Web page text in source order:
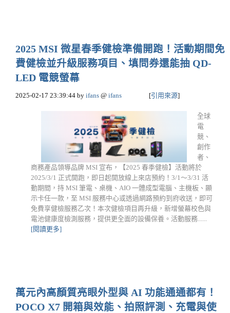
2025 MSI 微星春季健檢準備開跑！活動期間免
費健檢並升級服務項目、填問券還能抽 QD-
LED 電競螢幕
2025-02-17 23:39:44 by ifans @ ifans [引用來源]
全球
電
競、
創作
者、
商務產品領導品牌 MSI 宣布，【2025 春季健檢】活動將於
2025/3/1 正式開跑，即日起開放線上來店預約！3/1～3/31 活
動期間，持 MSI 筆電、桌機、AIO 一體成型電腦、主機板、顯
示卡任一款，至 MSI 服務中心或透過網路預約到府收送，即可
免費享健檢服務乙次！本次健檢項目再升級，新增螢幕校色與
電池健康度檢測服務，提供更全面的設備保養。活動服務......
[閱讀更多]
萬元內高顏質亮眼外型與 AI 功能通通都有！
POCO X7 開箱與效能、拍照評測、充電與使